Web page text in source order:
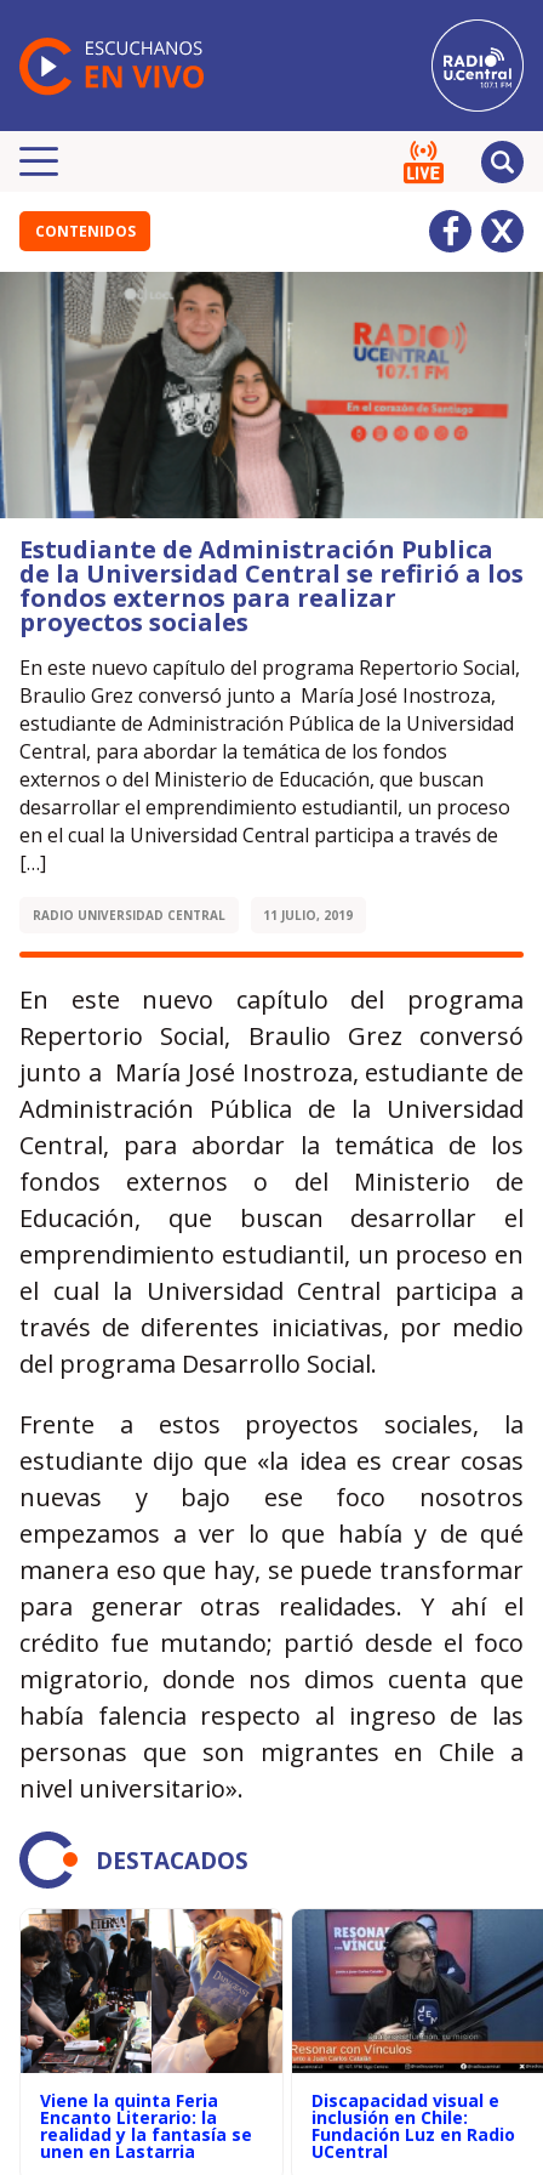
CONTENIDOS
Estudiante de Administración Publica
de la Universidad Central se refirió a los
fondos externos para realizar
proyectos sociales
En este nuevo capítulo del programa Repertorio Social,
Braulio Grez conversó junto a María José Inostroza,
estudiante de Administración Pública de la Universidad
Central, para abordar la temática de los fondos
externos o del Ministerio de Educación, que buscan
desarrollar el emprendimiento estudiantil, un proceso
en el cual la Universidad Central participa a través de
[…]
RADIO UNIVERSIDAD CENTRAL 11 JULIO, 2019
En este nuevo capítulo del programa
Repertorio Social, Braulio Grez conversó
junto a María José Inostroza, estudiante de
Administración Pública de la Universidad
Central, para abordar la temática de los
fondos externos o del Ministerio de
Educación, que buscan desarrollar el
emprendimiento estudiantil, un proceso en
el cual la Universidad Central participa a
través de diferentes iniciativas, por medio
del programa Desarrollo Social.
Frente a estos proyectos sociales, la
estudiante dijo que «la idea es crear cosas
nuevas y bajo ese foco nosotros
empezamos a ver lo que había y de qué
manera eso que hay, se puede transformar
para generar otras realidades. Y ahí el
crédito fue mutando; partió desde el foco
migratorio, donde nos dimos cuenta que
había falencia respecto al ingreso de las
personas que son migrantes en Chile a
nivel universitario».
DESTACADOS
Viene la quinta Feria
Encanto Literario: la
realidad y la fantasía se
unen en Lastarria
Discapacidad visual e
inclusión en Chile:
Fundación Luz en Radio
UCentral